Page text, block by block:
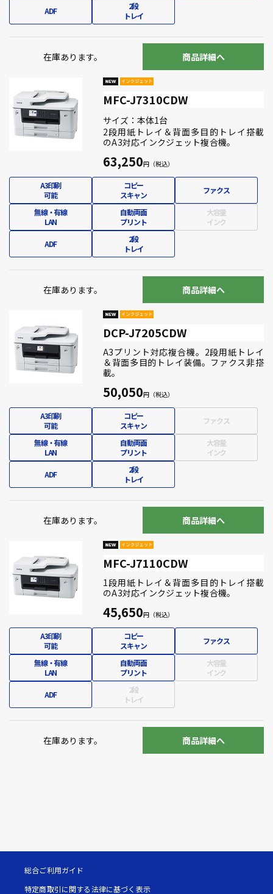
ADF
2段
トレイ
在庫あります。 商品詳細へ
MFC-J7310CDW
サイズ：本体1台
2段用紙トレイ＆背面多目的トレイ搭載
のA3対応インクジェット複合機。
63,250
A3印刷
可能
コピー
スキャン
ファクス
無線・有線
LAN
自動両面
プリント
大容量
インク
ADF
2段
トレイ
在庫あります。 商品詳細へ
DCP-J7205CDW
A3プリント対応複合機。2段用紙トレイ
＆背面多目的トレイ装備。ファクス非搭
載。
50,050
A3印刷
可能
コピー
スキャン
ファクス
無線・有線
LAN
自動両面
プリント
大容量
インク
ADF
2段
トレイ
在庫あります。 商品詳細へ
MFC-J7110CDW
1段用紙トレイ＆背面多目的トレイ搭載
のA3対応インクジェット複合機。
45,650
A3印刷
可能
コピー
スキャン
ファクス
無線・有線
LAN
自動両面
プリント
大容量
インク
ADF
2段
トレイ
在庫あります。 商品詳細へ
総合ご利用ガイド
特定商取引に関する法律に基づく表示